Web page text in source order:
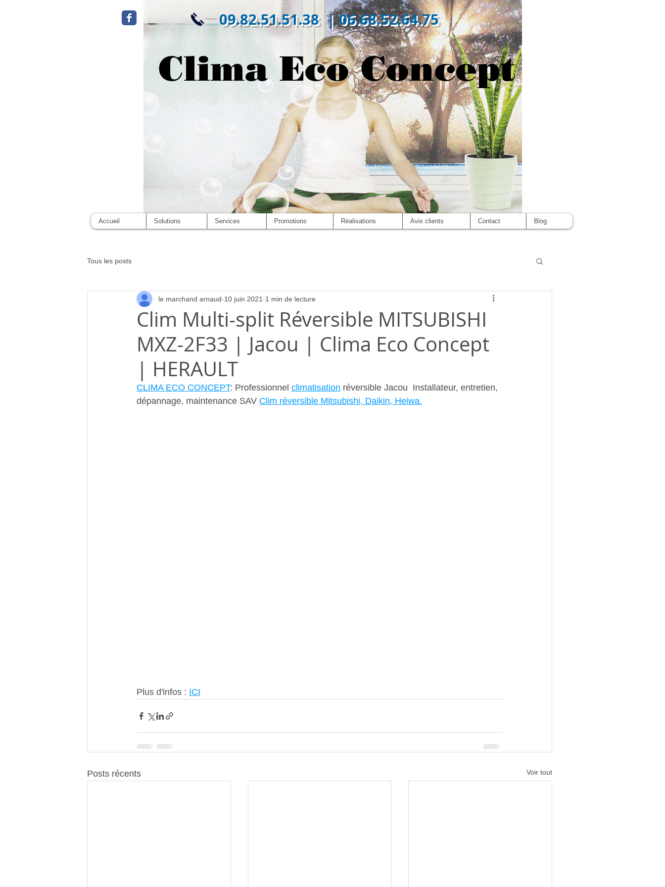
09.82.51.51.38 | 06.68.52.64.75
Clima Eco Concept
Accueil Solutions Services Promotions Réalisations Avis clients Contact Blog
Tous les posts
Clim Multi-split Réversible MITSUBISHI
MXZ-2F33 | Jacou | Clima Eco Concept
| HERAULT
le marchand arnaud 10 juin 2021 1 min de lecture
CLIMA ECO CONCEPT: Professionnel climatisation réversible Jacou  Installateur, entretien,
dépannage, maintenance SAV Clim réversible Mitsubishi, Daikin, Heiwa.
Plus d'infos : ICI
Posts récents Voir tout